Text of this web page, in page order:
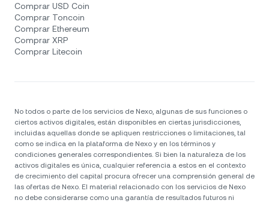
Comprar USD Coin
Comprar Toncoin
Comprar Ethereum
Comprar XRP
Comprar Litecoin
No todos o parte de los servicios de Nexo, algunas de sus funciones o
ciertos activos digitales, están disponibles en ciertas jurisdicciones,
incluidas aquellas donde se apliquen restricciones o limitaciones, tal
como se indica en la plataforma de Nexo y en los términos y
condiciones generales correspondientes. Si bien la naturaleza de los
activos digitales es única, cualquier referencia a estos en el contexto
de crecimiento del capital procura ofrecer una comprensión general de
las ofertas de Nexo. El material relacionado con los servicios de Nexo
no debe considerarse como una garantía de resultados futuros ni